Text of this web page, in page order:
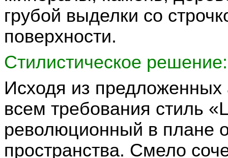
грубой выделки со
поверхности.
Стилистическое решение:
Исходя из предложенных
всем требования стиль «
революционный в плане
пространства. Смело